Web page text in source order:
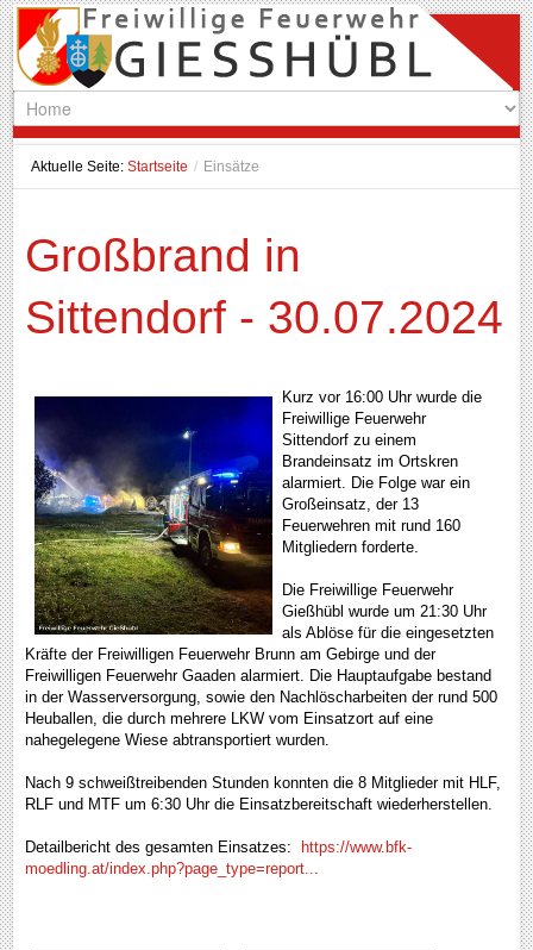
Aktuelle Seite:Startseite / Einsätze
Großbrand in
Sittendorf - 30.07.2024
Kurz vor 16:00 Uhr wurde die
Freiwillige Feuerwehr
Sittendorf zu einem
Brandeinsatz im Ortskren
alarmiert. Die Folge war ein
Großeinsatz, der 13
Feuerwehren mit rund 160
Mitgliedern forderte.
Die Freiwillige Feuerwehr
Gießhübl wurde um 21:30 Uhr
als Ablöse für die eingesetzten
Kräfte der Freiwilligen Feuerwehr Brunn am Gebirge und der
Freiwilligen Feuerwehr Gaaden alarmiert. Die Hauptaufgabe bestand
in der Wasserversorgung, sowie den Nachlöscharbeiten der rund 500
Heuballen, die durch mehrere LKW vom Einsatzort auf eine
nahegelegene Wiese abtransportiert wurden.
Nach 9 schweißtreibenden Stunden konnten die 8 Mitglieder mit HLF,
RLF und MTF um 6:30 Uhr die Einsatzbereitschaft wiederherstellen.
Detailbericht des gesamten Einsatzes:
https://www.bfk-
moedling.at/index.php?page_type=report...